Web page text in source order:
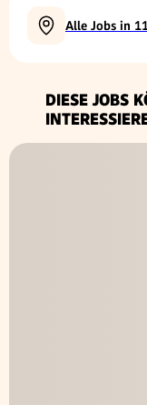
Alle Jobs in
DIESE JOBS